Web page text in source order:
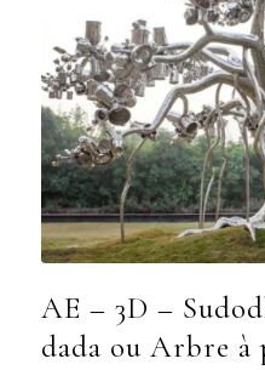
AE – 3D –
dada ou Arbre à